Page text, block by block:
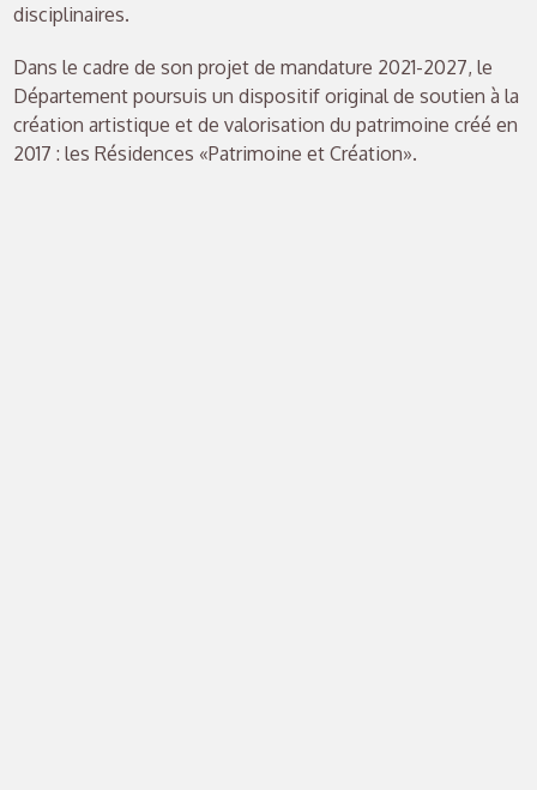
disciplinaires.
Dans le cadre de son projet de mandature 2021-2027, le
Département poursuis un dispositif original de soutien à la
création artistique et de valorisation du patrimoine créé en
2017 : les Résidences «Patrimoine et Création».